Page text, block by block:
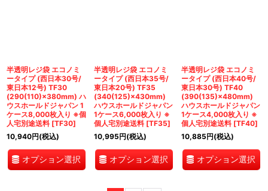
半透明レジ袋 エコノミ
ータイプ (西日本30号/
東日本12号) TF30
(290(110)×380mm) ハ
ウスホールドジャパン 1
ケース8,000枚入り ※個
人宅別途送料 [TF30]
10,940円(税込)
オプション選択
半透明レジ袋 エコノミ
ータイプ (西日本35号/
東日本20号) TF35
(340(125)×430mm)
ハウスホールドジャパン
1ケース6,000枚入り ※
個人宅別途送料 [TF35]
10,995円(税込)
オプション選択
半透明レジ袋 エコノミ
ータイプ (西日本40号/
東日本30号) TF40
(390(135)×480mm)
ハウスホールドジャパン
1ケース4,000枚入り ※
個人宅別途送料 [TF40]
10,885円(税込)
オプション選択